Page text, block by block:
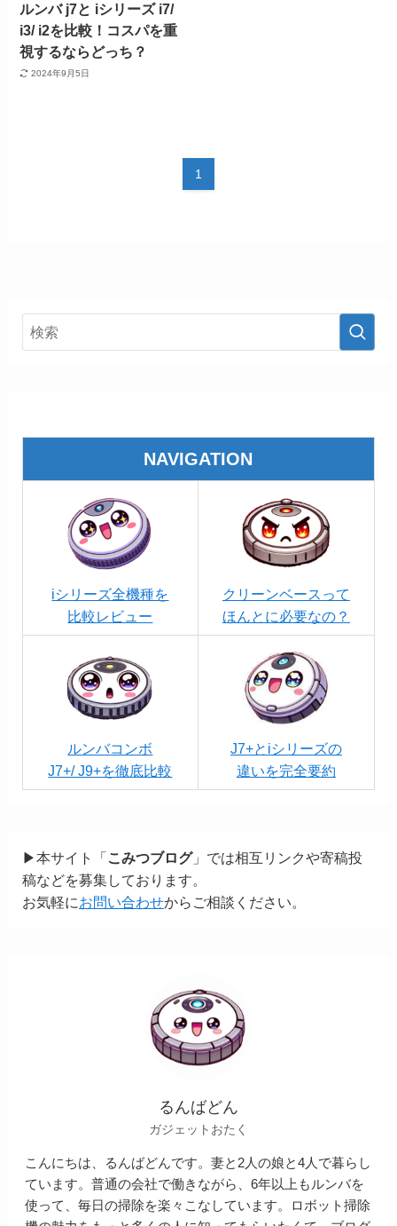
ルンバ j7と iシリーズ i7/
i3/ i2を比較！コスパを重
視するならどっち？
2024年9月5日
1
NAVIGATION
iシリーズ全機種を
比較レビュー
クリーンベースって
ほんとに必要なの？
ルンバコンボ
J7+/ J9+を徹底比較
J7+とiシリーズの
違いを完全要約
▶本サイト「こみつブログ」では相互リンクや寄稿投
稿などを募集しております。
お気軽にお問い合わせからご相談ください。
るんばどん
ガジェットおたく
こんにちは、るんばどんです。妻と2人の娘と4人で暮らし
ています。普通の会社で働きながら、6年以上もルンバを
使って、毎日の掃除を楽々こなしています。ロボット掃除